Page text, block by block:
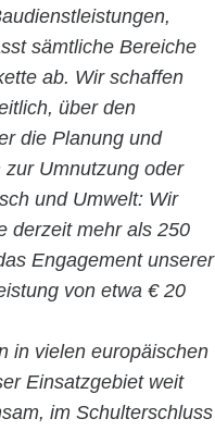
sämtliche Bereiche
ab. Wir schaffen
über den
die Planung und
Umnutzung oder
und Umwelt: Wir
derzeit mehr als 250
Engagement unserer
von etwa € 20
in vielen europäischen
Einsatzgebiet weit
im Schulterschluss